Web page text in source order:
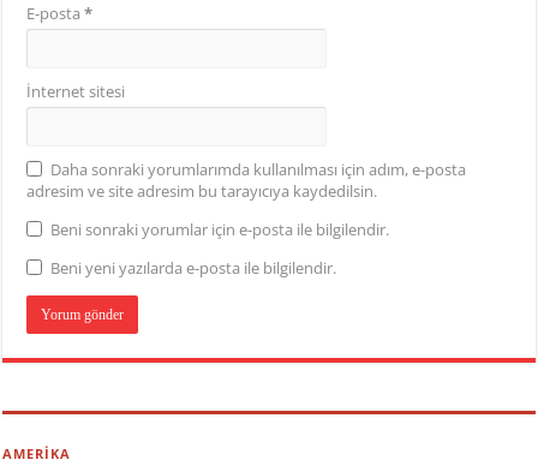
E-posta*
İnternet sitesi
Daha sonraki yorumlarımda kullanılması için adım, e-posta
adresim ve site adresim bu tarayıcıya kaydedilsin.
Beni sonraki yorumlar için e-posta ile bilgilendir.
Beni yeni yazılarda e-posta ile bilgilendir.
AMERİKA